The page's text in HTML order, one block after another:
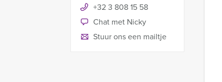
+32 3 808 15 58
Chat met Nicky
Stuur ons een mailtje